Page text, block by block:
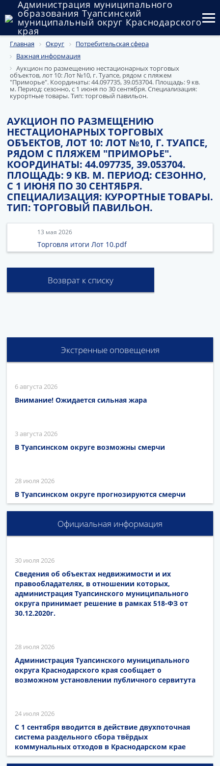
Администрация муниципального
образования Туапсинский
муниципальный округ Краснодарского
края
Округ
Администрация
Муниципальные закупки
Муниципальное имущество
Публичные слушания и общественные обсуждения
Документы
Главная Округ
Потребительская сфера
Важная информация
Аукцион по размещению нестационарных торговых
объектов, лот 10: Лот №10, г. Туапсе, рядом с пляжем
"Приморье". Координаты: 44.097735, 39.053704. Площадь: 9 кв.
м. Период: сезонно, с 1 июня по 30 сентября. Специализация:
курортные товары. Тип: торговый павильон.
АУКЦИОН ПО РАЗМЕЩЕНИЮ
НЕСТАЦИОНАРНЫХ ТОРГОВЫХ
ОБЪЕКТОВ, ЛОТ 10: ЛОТ №10, Г. ТУАПСЕ,
РЯДОМ С ПЛЯЖЕМ "ПРИМОРЬЕ".
КООРДИНАТЫ: 44.097735, 39.053704.
ПЛОЩАДЬ: 9 КВ. М. ПЕРИОД: СЕЗОННО,
С 1 ИЮНЯ ПО 30 СЕНТЯБРЯ.
СПЕЦИАЛИЗАЦИЯ: КУРОРТНЫЕ ТОВАРЫ.
ТИП: ТОРГОВЫЙ ПАВИЛЬОН.
13 мая 2026
Торговля итоги Лот 10.pdf
Возврат к списку
Экстренные оповещения
6 августа 2026
Внимание! Ожидается сильная жара
3 августа 2026
В Туапсинском округе возможны смерчи
28 июля 2026
В Туапсинском округе прогнозируются смерчи
Официальная информация
30 июля 2026
Сведения об объектах недвижимости и их
правообладателях, в отношении которых,
администрация Туапсинского муниципального
округа принимает решение в рамках 518-ФЗ от
30.12.2020г.
28 июля 2026
Администрация Туапсинского муниципального
округа Краснодарского края сообщает о
возможном установлении публичного сервитута
24 июля 2026
С 1 сентября вводится в действие двухпоточная
система раздельного сбора твёрдых
коммунальных отходов в Краснодарском крае